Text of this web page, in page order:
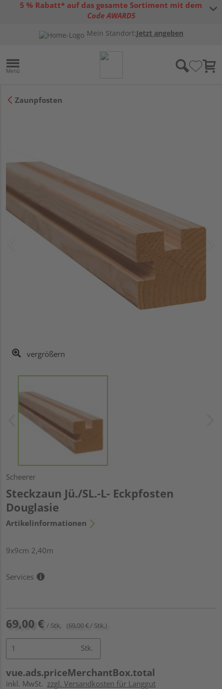
5 % Rabatt* auf das gesamte Sortiment mit dem
Code AWARD5
Gutscheinbedingungen
Mein Standort:Jetzt angeben
Zaunpfosten
vergrößern
Scheerer
Steckzaun Jü./SL.-L- Eckpfosten
Douglasie
Artikelinformationen
9x9cm 2,40m
Services
69,00 € / Stk. (69,00 € / Stk.)
Stk.
vue.ads.priceMerchantBox.total
inkl. MwSt. zzgl. Versandkosten für Langgut